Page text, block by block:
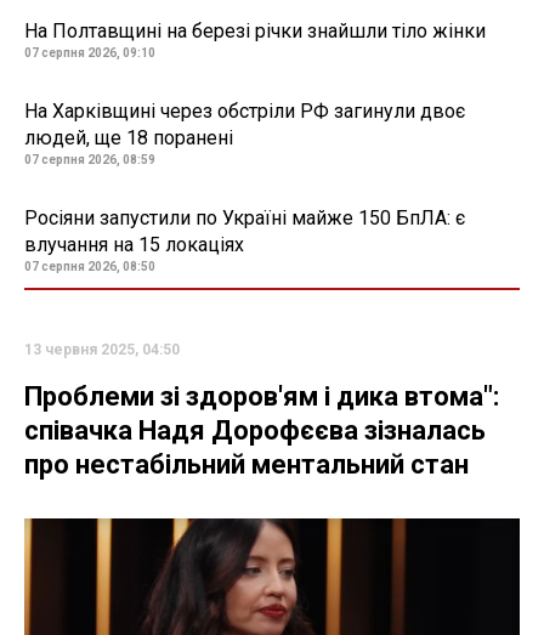
На Полтавщині на березі річки знайшли тіло жінки
07 серпня 2026, 09:10
На Харківщині через обстріли РФ загинули двоє
людей, ще 18 поранені
07 серпня 2026, 08:59
Росіяни запустили по Україні майже 150 БпЛА: є
влучання на 15 локаціях
07 серпня 2026, 08:50
13 червня 2025, 04:50
Проблеми зі здоров'ям і дика втома":
співачка Надя Дорофєєва зізналась
про нестабільний ментальний стан